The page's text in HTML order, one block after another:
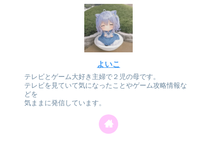
よいこ
テレビとゲーム大好き主婦で２児の母です。
テレビを見ていて気になったことやゲーム攻略情報な
どを
気ままに発信しています。